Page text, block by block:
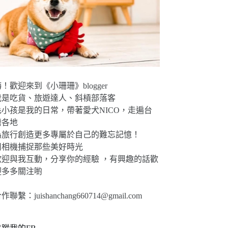
歡迎來到《小珊珊》blogger
是吃貨、旅遊達人、斜槓部落客
小孩是我的日常，帶著愛犬NICO，走遍台
各地
行創造更多專屬於自己的難忘記憶！
相機捕捉那些美好時光
迎與我互動，分享你的經驗 ，有興趣的話歡
多多關注喲
作聯繫：juishanchang660714@gmail.com